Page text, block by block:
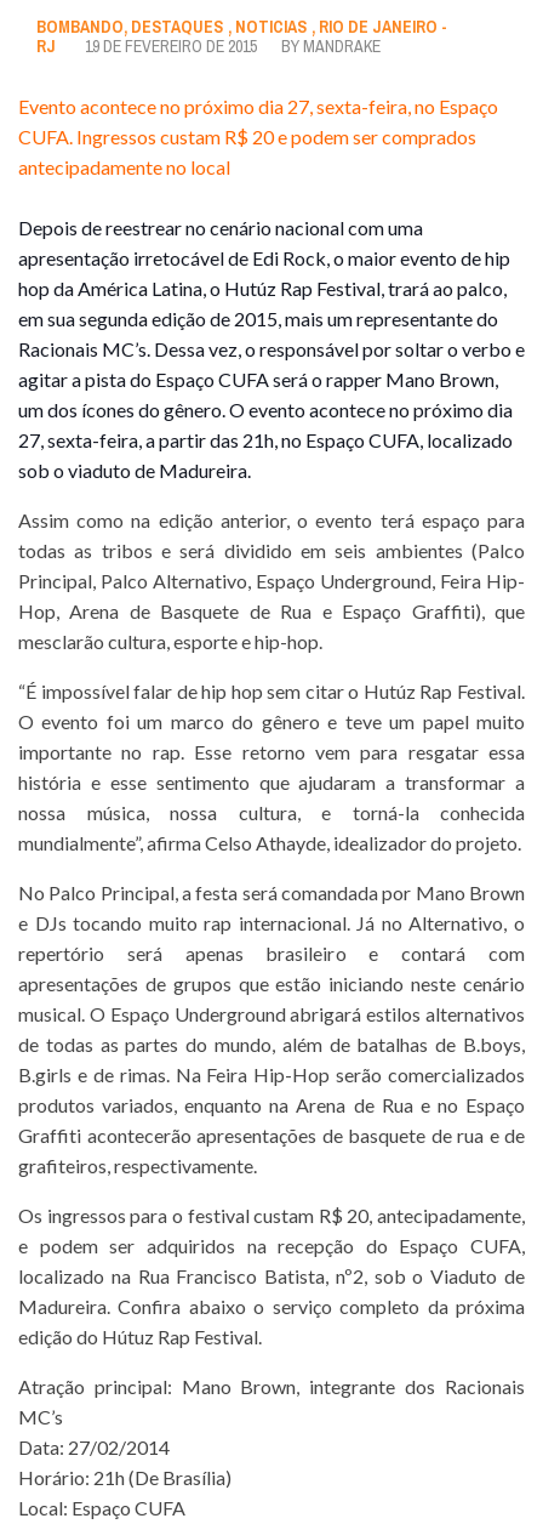
BOMBANDO, DESTAQUES , NOTICIAS , RIO DE JANEIRO -
RJ
19 DE FEVEREIRO DE 2015 BY MANDRAKE
Evento acontece no próximo dia 27, sexta-feira, no Espaço
CUFA. Ingressos custam R$ 20 e podem ser comprados
antecipadamente no local
Depois de reestrear no cenário nacional com uma
apresentação irretocável de Edi Rock, o maior evento de hip
hop da América Latina, o Hutúz Rap Festival, trará ao palco,
em sua segunda edição de 2015, mais um representante do
Racionais MC’s. Dessa vez, o responsável por soltar o verbo e
agitar a pista do Espaço CUFA será o rapper Mano Brown,
um dos ícones do gênero. O evento acontece no próximo dia
27, sexta-feira, a partir das 21h, no Espaço CUFA, localizado
sob o viaduto de Madureira.
Assim como na edição anterior, o evento terá espaço para
todas as tribos e será dividido em seis ambientes (Palco
Principal, Palco Alternativo, Espaço Underground, Feira Hip-
Hop, Arena de Basquete de Rua e Espaço Graffiti), que
mesclarão cultura, esporte e hip-hop.
“É impossível falar de hip hop sem citar o Hutúz Rap Festival.
O evento foi um marco do gênero e teve um papel muito
importante no rap. Esse retorno vem para resgatar essa
história e esse sentimento que ajudaram a transformar a
nossa música, nossa cultura, e torná-la conhecida
mundialmente”, afirma Celso Athayde, idealizador do projeto.
No Palco Principal, a festa será comandada por Mano Brown
e DJs tocando muito rap internacional. Já no Alternativo, o
repertório será apenas brasileiro e contará com
apresentações de grupos que estão iniciando neste cenário
musical. O Espaço Underground abrigará estilos alternativos
de todas as partes do mundo, além de batalhas de B.boys,
B.girls e de rimas. Na Feira Hip-Hop serão comercializados
produtos variados, enquanto na Arena de Rua e no Espaço
Graffiti acontecerão apresentações de basquete de rua e de
grafiteiros, respectivamente.
Os ingressos para o festival custam R$ 20, antecipadamente,
e podem ser adquiridos na recepção do Espaço CUFA,
localizado na Rua Francisco Batista, nº2, sob o Viaduto de
Madureira. Confira abaixo o serviço completo da próxima
edição do Hútuz Rap Festival.
Atração principal: Mano Brown, integrante dos Racionais
MC’s
Data: 27/02/2014
Horário: 21h (De Brasília)
Local: Espaço CUFA